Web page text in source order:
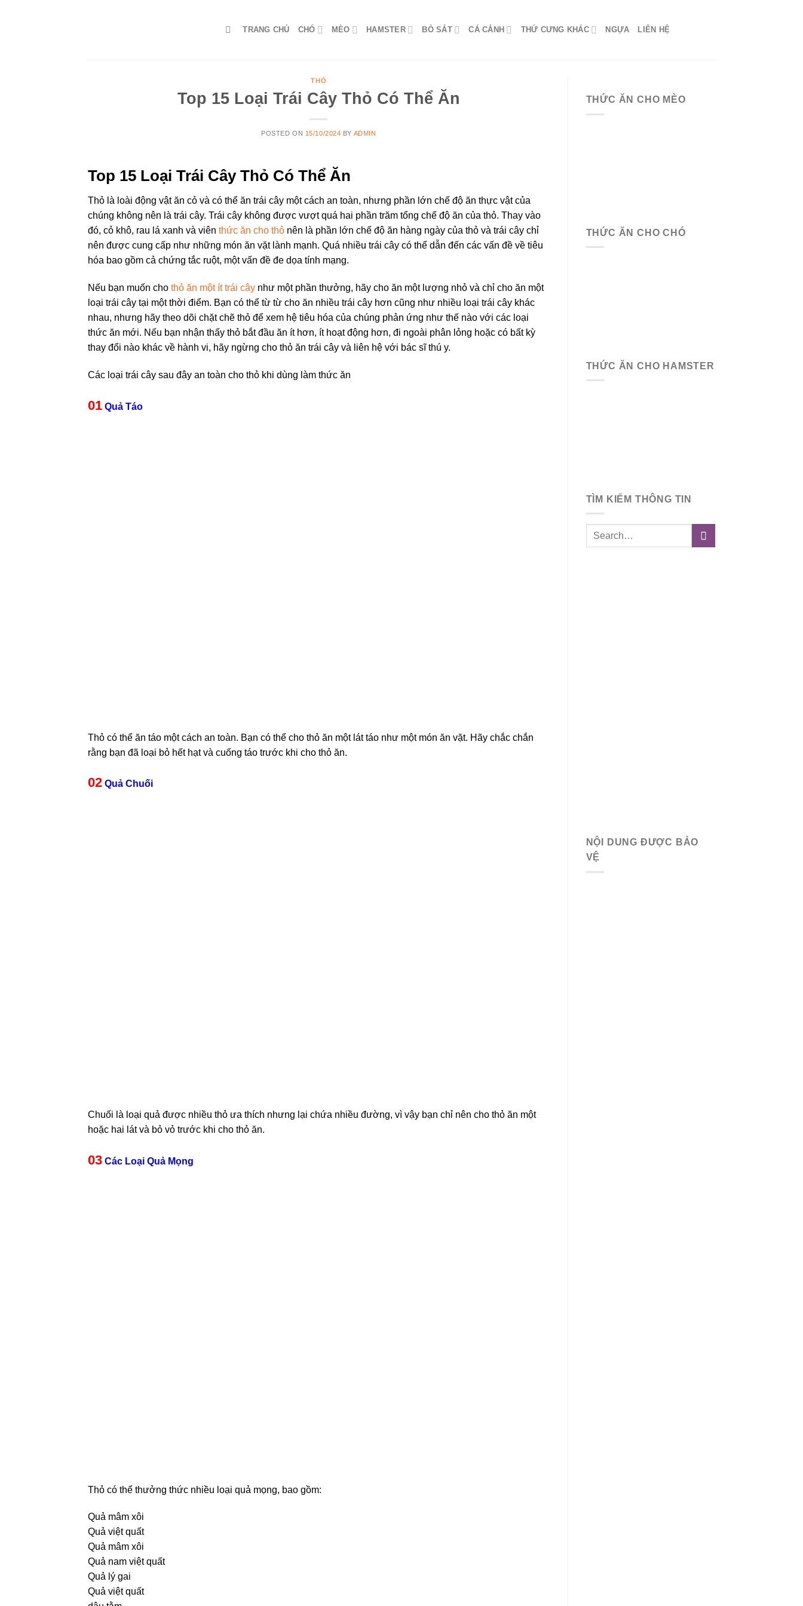
TRANG CHỦ CHÓ MÈO HAMSTER BÒ SÁT CÁ CẢNH THỨ CƯNG KHÁC NGỰA LIÊN HỆ
THỎ
Top 15 Loại Trái Cây Thỏ Có Thể Ăn
POSTED ON 15/10/2024 BY ADMIN
Top 15 Loại Trái Cây Thỏ Có Thể Ăn
Thỏ là loài động vật ăn cỏ và có thể ăn trái cây một cách an toàn, nhưng phần lớn chế độ ăn thực vật của
chúng không nên là trái cây. Trái cây không được vượt quá hai phần trăm tổng chế độ ăn của thỏ. Thay vào
đó, cỏ khô, rau lá xanh và viên thức ăn cho thỏ nên là phần lớn chế độ ăn hàng ngày của thỏ và trái cây chỉ
nên được cung cấp như những món ăn vặt lành mạnh. Quá nhiều trái cây có thể dẫn đến các vấn đề về tiêu
hóa bao gồm cả chứng tắc ruột, một vấn đề đe dọa tính mạng.
Nếu bạn muốn cho thỏ ăn một ít trái cây như một phần thưởng, hãy cho ăn một lượng nhỏ và chỉ cho ăn một
loại trái cây tại một thời điểm. Bạn có thể từ từ cho ăn nhiều trái cây hơn cũng như nhiều loại trái cây khác
nhau, nhưng hãy theo dõi chặt chẽ thỏ để xem hệ tiêu hóa của chúng phản ứng như thế nào với các loại
thức ăn mới. Nếu bạn nhận thấy thỏ bắt đầu ăn ít hơn, ít hoạt động hơn, đi ngoài phân lỏng hoặc có bất kỳ
thay đổi nào khác về hành vi, hãy ngừng cho thỏ ăn trái cây và liên hệ với bác sĩ thú y.
Các loại trái cây sau đây an toàn cho thỏ khi dùng làm thức ăn
01 Quả Táo
Thỏ có thể ăn táo một cách an toàn. Bạn có thể cho thỏ ăn một lát táo như một món ăn vặt. Hãy chắc chắn
rằng bạn đã loại bỏ hết hạt và cuống táo trước khi cho thỏ ăn.
02 Quả Chuối
Chuối là loại quả được nhiều thỏ ưa thích nhưng lại chứa nhiều đường, vì vậy bạn chỉ nên cho thỏ ăn một
hoặc hai lát và bỏ vỏ trước khi cho thỏ ăn.
03 Các Loại Quả Mọng
Thỏ có thể thưởng thức nhiều loại quả mọng, bao gồm:
Quả mâm xôi
Quả việt quất
Quả mâm xôi
Quả nam việt quất
Quả lý gai
Quả việt quất
THỨC ĂN CHO MÈO
THỨC ĂN CHO CHÓ
THỨC ĂN CHO HAMSTER
TÌM KIẾM THÔNG TIN
NỘI DUNG ĐƯỢC BẢO
VỆ